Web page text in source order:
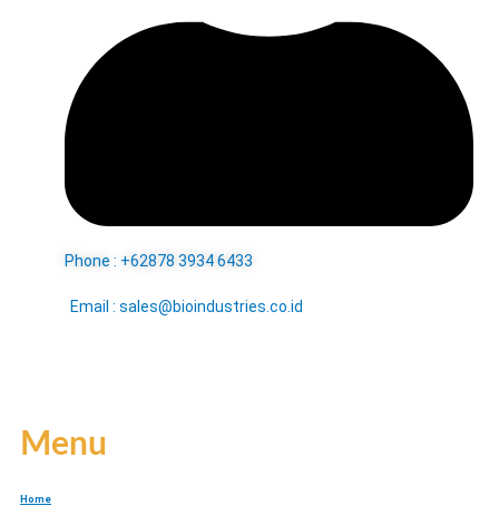
Phone : +62878 3934 6433
Email : sales@bioindustries.co.id
Menu
Home